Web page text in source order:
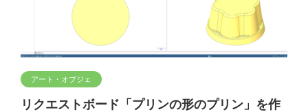
アート・オブジェ
リクエストボード「プリンの形のプリン」を作